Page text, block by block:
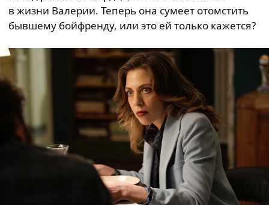
в жизни Валерии. Теперь она сумеет отомстить
бывшему бойфренду, или это ей только кажется?